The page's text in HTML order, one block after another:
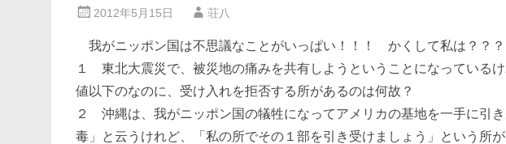
2012年5月15日 荘八
我がニッポン国は不思議なことがいっぱい！！！ かくして私は？？？
１ 東北大震災で、被災地の痛みを共有しようということになっている
値以下のなのに、受け入れを拒否する所があるのは何故？
２ 沖縄は、我がニッポン国の犠牲になってアメリカの基地を一手に引
毒」と云うけれど、「私の所でその１部を引き受けましょう」という所